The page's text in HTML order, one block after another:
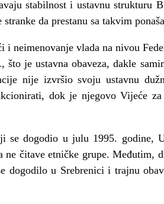
stabilnost i ustavnu strukturu
da prestanu sa takvim
neimenovanje vlada na nivou
što je ustavna obaveza, dakle
nije izvršio svoju ustavnu
dok je njegovo Vijeće
se dogodio u julu 1995. godine,
čitave etničke grupe. Međutim,
dogodilo u Srebrenici i trajnu